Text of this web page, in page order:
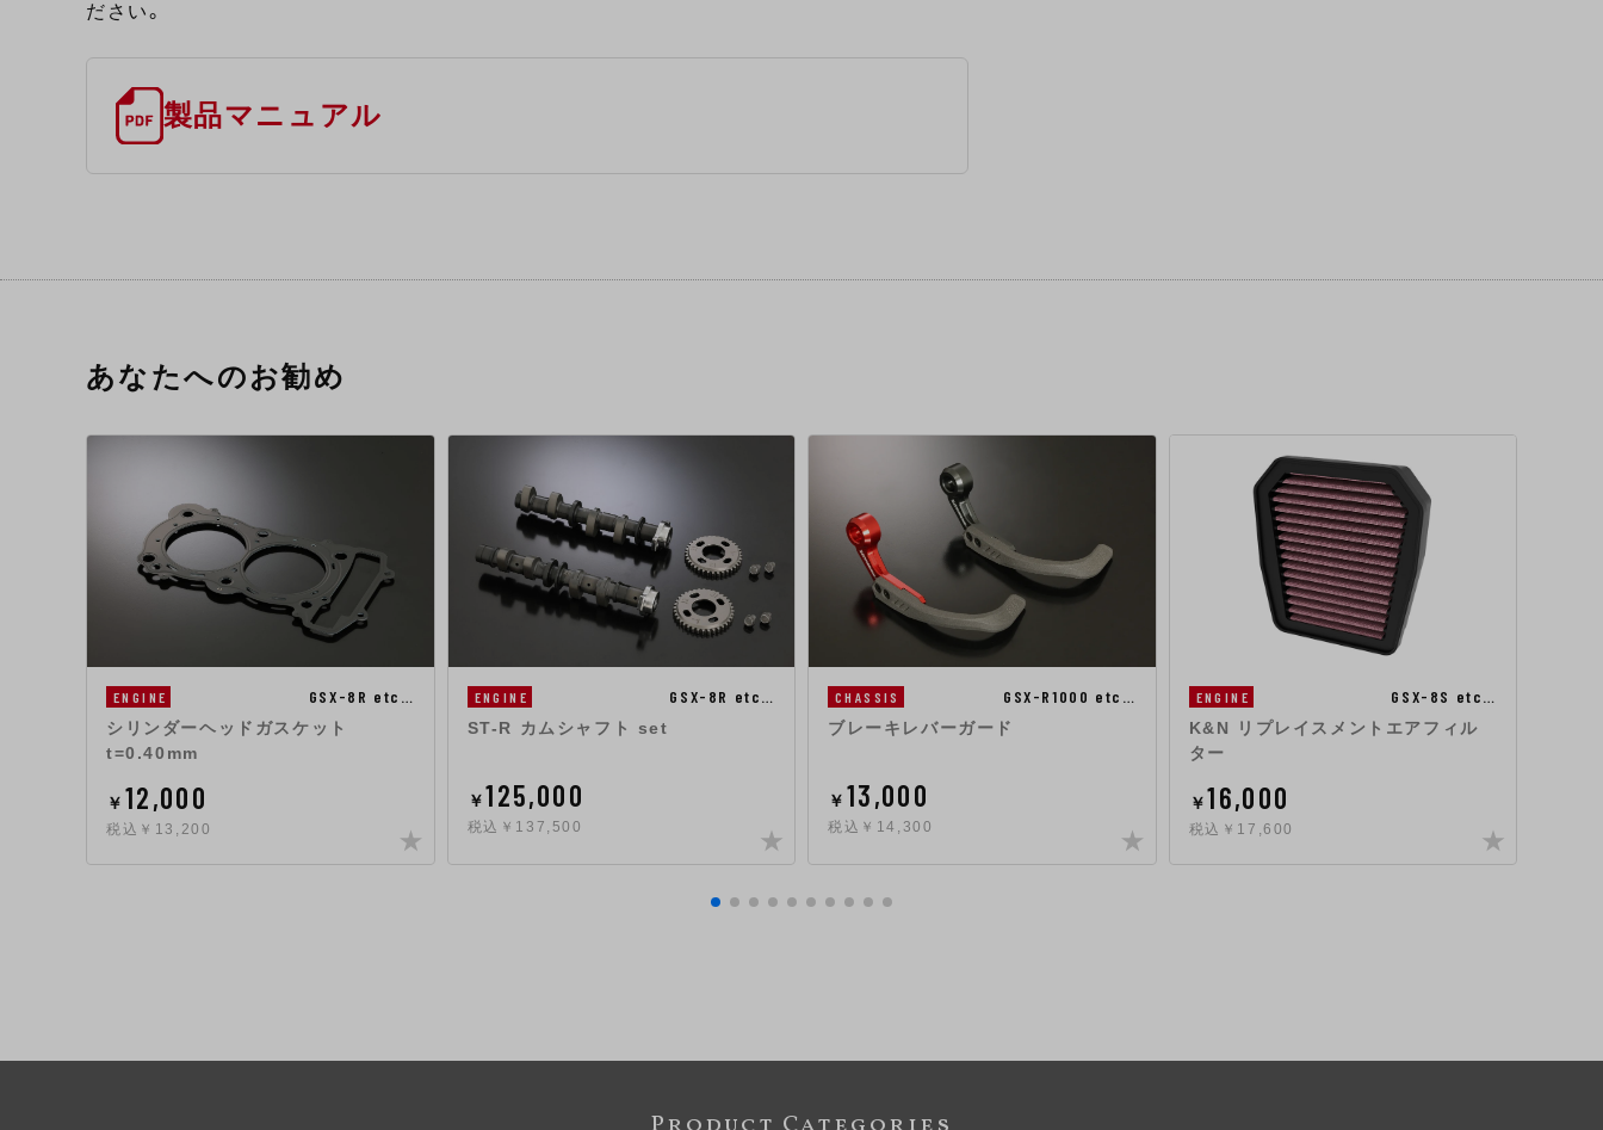
ださい。
製品マニュアル
あなたへのお勧め
ENGINE GSX-8R etc…
シリンダーヘッドガスケット
t=0.40mm
￥ 12,000
税込￥13,200
ENGINE GSX-8R etc…
ST-R カムシャフト set
￥125,000
税込￥137,500
CHASSIS GSX-R1000 etc…
ブレーキレバーガード
￥ 13,000
税込￥14,300
ENGINE GSX-8S etc…
K&N リプレイスメントエアフィル
ター
￥16,000
税込￥17,600